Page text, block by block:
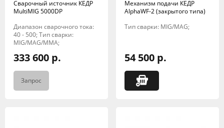
Сварочный источник КЕДР
MultiMIG 5000DP
Диапазон сварочного тока:
40 - 500; Тип сварки:
MIG/MAG/MMA;
333 600 р.
Запрос
Механизм подачи КЕДР
AlphaWF-2 (закрытого типа)
Тип сварки: MIG/MAG;
54 500 р.